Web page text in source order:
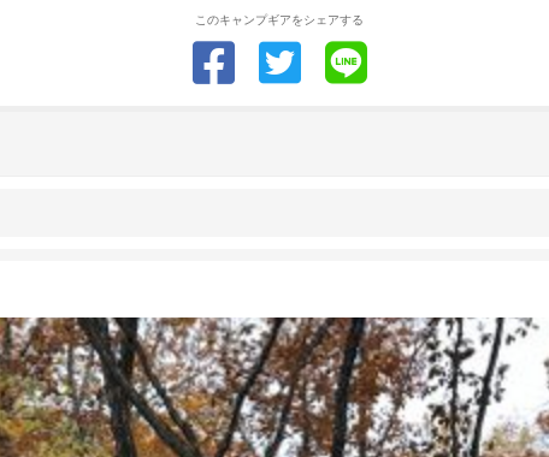
このキャンプギアをシェアする